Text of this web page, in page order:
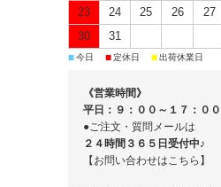
23
24 25 26 27
30
31
■今日 ■定休日 ■出荷休業日
《営業時間》
平日：９：００～１７：００
●ご注文・質問メールは
２４時間３６５日受付中♪
【お問い合わせはこちら】